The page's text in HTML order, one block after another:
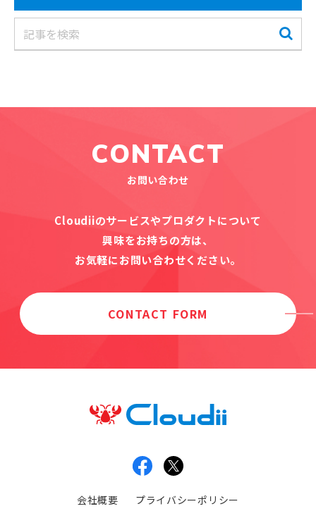
CONTACT
お問い合わせ
Cloudiiのサービスやプロダクトについて
興味をお持ちの方は、
お気軽にお問い合わせください。
CONTACT FORM
会社概要 プライバシーポリシー